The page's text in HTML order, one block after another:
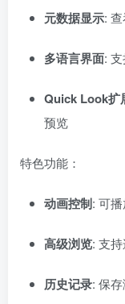
元数据显示:
多语言界面:
Quick Look扩
预览
特色功能：
动画控制: 可
高级浏览: 支
历史记录: 保